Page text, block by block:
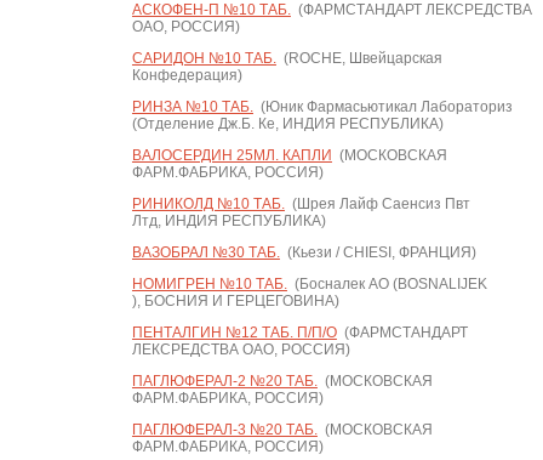
АСКОФЕН-П №10 ТАБ.(ФАРМСТАНДАРТ ЛЕКСРЕДСТВА
ОАО, РОССИЯ)
САРИДОН №10 ТАБ.(ROCHE, Швейцарская
Конфедерация)
РИНЗА №10 ТАБ.(Юник Фармасьютикал Лабораториз
(Отделение Дж.Б. Ке, ИНДИЯ РЕСПУБЛИКА)
ВАЛОСЕРДИН 25МЛ. КАПЛИ (МОСКОВСКАЯ
ФАРМ.ФАБРИКА, РОССИЯ)
РИНИКОЛД №10 ТАБ.(Шрея Лайф Саенсиз Пвт
Лтд, ИНДИЯ РЕСПУБЛИКА)
ВАЗОБРАЛ №30 ТАБ.(Кьези / CHIESI, ФРАНЦИЯ)
НОМИГРЕН №10 ТАБ.(Босналек АО (BOSNALIJEK
), БОСНИЯ И ГЕРЦЕГОВИНА)
ПЕНТАЛГИН №12 ТАБ. П/П/О(ФАРМСТАНДАРТ
ЛЕКСРЕДСТВА ОАО, РОССИЯ)
ПАГЛЮФЕРАЛ-2 №20 ТАБ.(МОСКОВСКАЯ
ФАРМ.ФАБРИКА, РОССИЯ)
ПАГЛЮФЕРАЛ-3 №20 ТАБ.(МОСКОВСКАЯ
ФАРМ.ФАБРИКА, РОССИЯ)